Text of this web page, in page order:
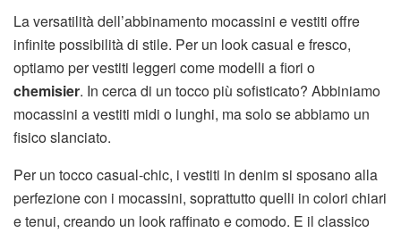
La versatilità dell’abbinamento mocassini e vestiti offre
infinite possibilità di stile. Per un look casual e fresco,
optiamo per vestiti leggeri come modelli a fiori o
chemisier. In cerca di un tocco più sofisticato? Abbiniamo
mocassini a vestiti midi o lunghi, ma solo se abbiamo un
fisico slanciato.
Per un tocco casual-chic, i vestiti in denim si sposano alla
perfezione con i mocassini, soprattutto quelli in colori chiari
e tenui, creando un look raffinato e comodo. E il classico